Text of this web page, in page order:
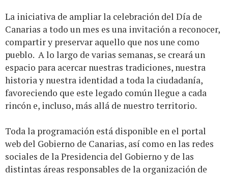
La iniciativa de ampliar la celebración del Día de
Canarias a todo un mes es una invitación a reconocer,
compartir y preservar aquello que nos une como
pueblo. A lo largo de varias semanas, se creará un
espacio para acercar nuestras tradiciones, nuestra
historia y nuestra identidad a toda la ciudadanía,
favoreciendo que este legado común llegue a cada
rincón e, incluso, más allá de nuestro territorio.
Toda la programación está disponible en el portal
web del Gobierno de Canarias, así como en las redes
sociales de la Presidencia del Gobierno y de las
distintas áreas responsables de la organización de